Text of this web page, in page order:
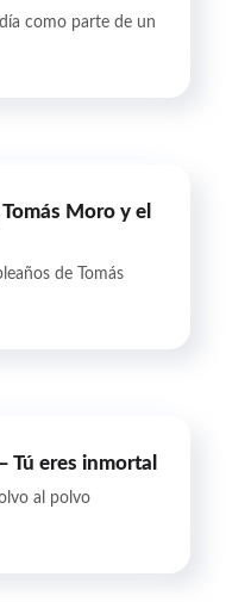
como parte de un
Moro y el
de Tomás
Tú eres inmortal
al polvo